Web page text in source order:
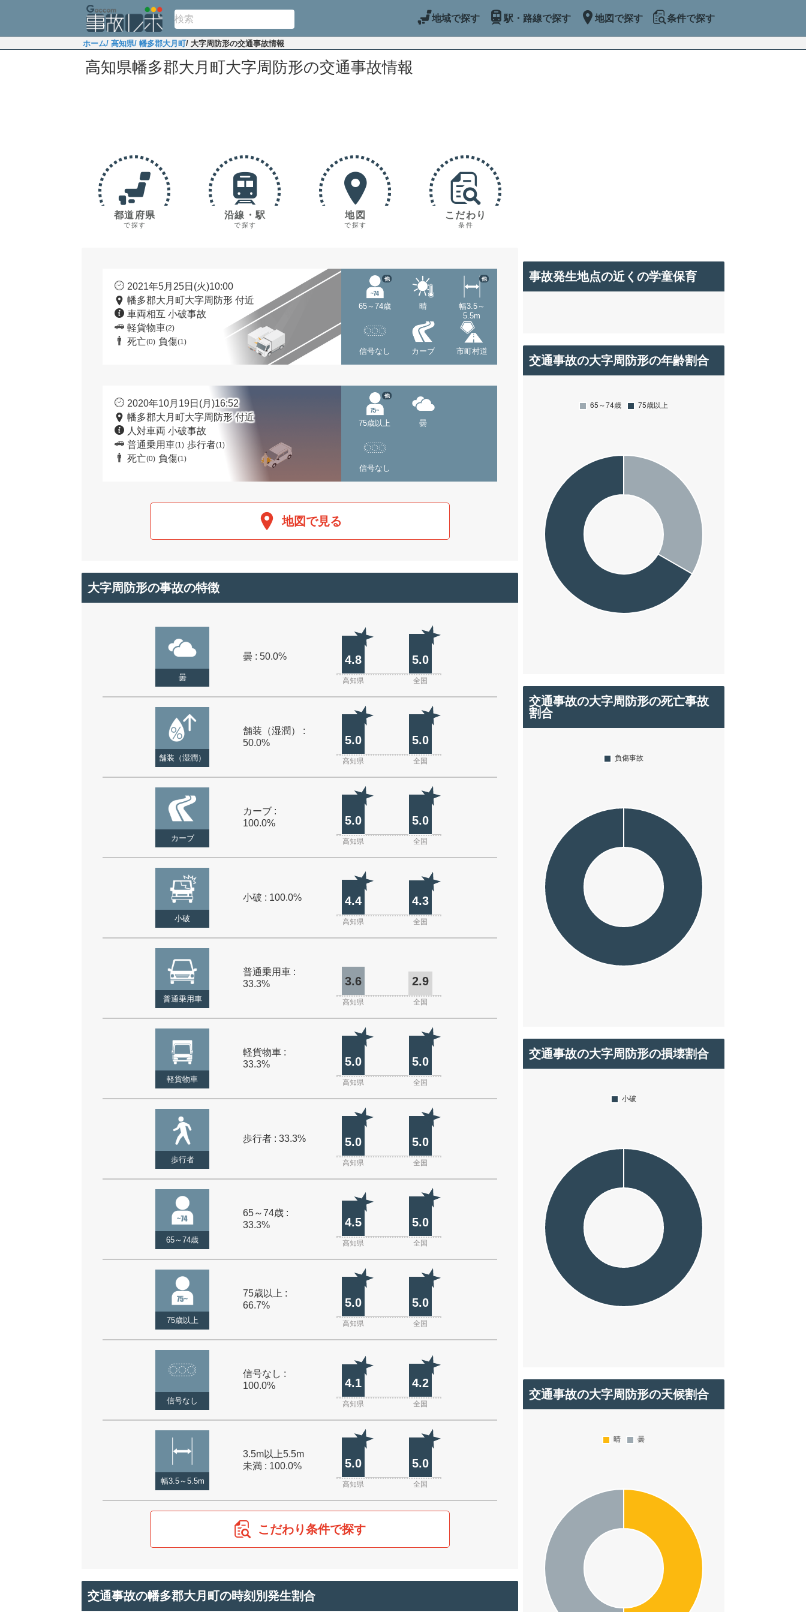
地域で探す 駅・路線で探す 地図で探す 条件で探す
ホーム/ 高知県/ 幡多郡大月町/ 大字周防形の交通事故情報
高知県幡多郡大月町大字周防形の交通事故情報
都道府県
で探す
沿線・駅
で探す
地図
で探す
こだわり
条件
2021年5月25日(火)10:00
幡多郡大月町大字周防形 付近
車両相互 小破事故
軽貨物車(2)
死亡(0) 負傷(1)
65～74歳
他
晴
幅3.5～
5.5m
他
信号なし カーブ 市町村道
2020年10月19日(月)16:52
幡多郡大月町大字周防形 付近
人対車両 小破事故
普通乗用車(1) 歩行者(1)
死亡(0) 負傷(1)
75歳以上
他
曇
信号なし
地図で見る
大字周防形の事故の特徴
曇
曇 : 50.0% 4.8 5.0
高知県 全国
舗装（湿潤）
舗装（湿潤） :
50.0%
5.0 5.0
高知県 全国
カーブ
カーブ :
100.0%
5.0 5.0
高知県 全国
小破
小破 : 100.0% 4.4 4.3
高知県 全国
普通乗用車
普通乗用車 :
33.3%
3.6 2.9
高知県 全国
軽貨物車
軽貨物車 :
33.3%
5.0 5.0
高知県 全国
歩行者
歩行者 : 33.3% 5.0 5.0
高知県 全国
65～74歳
65～74歳 :
33.3%
4.5 5.0
高知県 全国
75歳以上
75歳以上 :
66.7%
5.0 5.0
高知県 全国
信号なし
信号なし :
100.0%
4.1 4.2
高知県 全国
幅3.5～5.5m
3.5m以上5.5m
未満 : 100.0%
5.0 5.0
高知県 全国
こだわり条件で探す
交通事故の幡多郡大月町の時刻別発生割合
事故発生地点の近くの学童保育
交通事故の大字周防形の年齢割合
交通事故の大字周防形の死亡事故
割合
交通事故の大字周防形の損壊割合
交通事故の大字周防形の天候割合